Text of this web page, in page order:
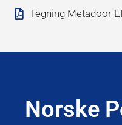
Tegning Metadoor
Norske